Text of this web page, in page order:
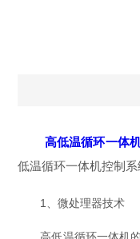
高低温循环一体
低温循环一体机控制系
1、微处理器技术